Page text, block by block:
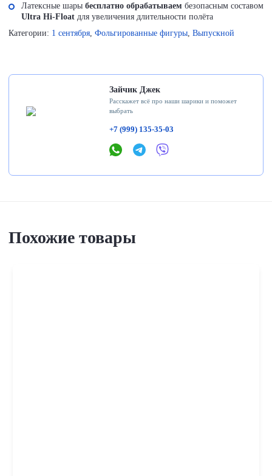
Латексные шары бесплатно обрабатываем безопасным составом
Ultra Hi-Float для увеличения длительности полёта
Категории: 1 сентября Фольгированные фигуры Выпускной
Зайчик Джек
Расскажет всё про наши шарики и поможет
выбрать
+7 (999) 135-35-03
Похожие товары